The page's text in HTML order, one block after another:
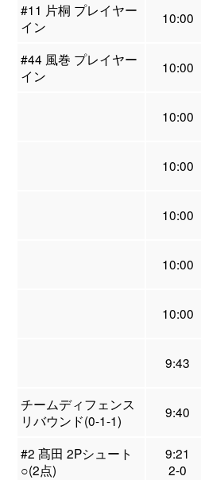
#11 片桐 プレイヤー
イン
10:00
#44 風巻 プレイヤー
イン
10:00
10:00
10:00
10:00
10:00
10:00
9:43
チームディフェンス
リバウンド(0-1-1)
9:40
#2 髙田 2Pシュート
○(2点)
9:21
2-0